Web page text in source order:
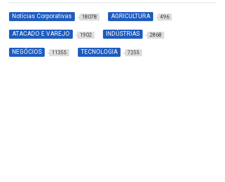
Notícias Corporativas 18078 AGRICULTURA 496
ATACADO E VAREJO 1902 INDÚSTRIAS 2868
NEGÓCIOS 11355 TECNOLOGIA 7255